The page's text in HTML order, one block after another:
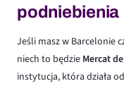
podniebienia
Jeśli masz w Barcelonie
niech to będzie Mercat
instytucja, która działa